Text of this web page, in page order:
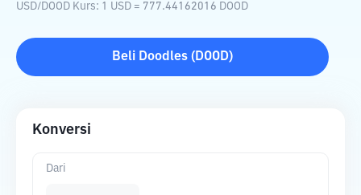
USD/DOOD Kurs: 1 USD = 777.44162016 DOOD
Beli Doodles ( DOOD)
Konversi
Dari